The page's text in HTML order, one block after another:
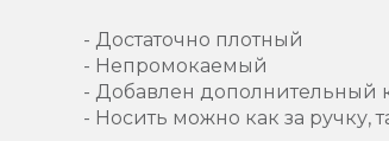
- Достаточно плотный
- Непромокаемый
- Добавлен дополнительный
- Носить можно как за ручку,